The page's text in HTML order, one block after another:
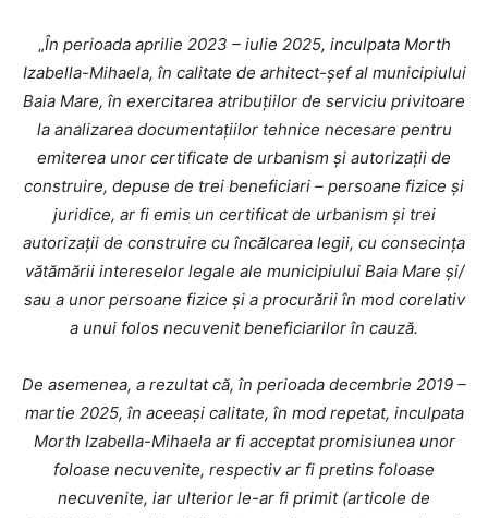
„În perioada aprilie 2023 – iulie 2025, inculpata Morth
Izabella-Mihaela, în calitate de arhitect-șef al municipiului
Baia Mare, în exercitarea atribuțiilor de serviciu privitoare
la analizarea documentațiilor tehnice necesare pentru
emiterea unor certificate de urbanism și autorizații de
construire, depuse de trei beneficiari – persoane fizice și
juridice, ar fi emis un certificat de urbanism și trei
autorizații de construire cu încălcarea legii, cu consecința
vătămării intereselor legale ale municipiului Baia Mare și/
sau a unor persoane fizice și a procurării în mod corelativ
a unui folos necuvenit beneficiarilor în cauză.
De asemenea, a rezultat că, în perioada decembrie 2019 –
martie 2025, în aceeași calitate, în mod repetat, inculpata
Morth Izabella-Mihaela ar fi acceptat promisiunea unor
foloase necuvenite, respectiv ar fi pretins foloase
necuvenite, iar ulterior le-ar fi primit (articole de